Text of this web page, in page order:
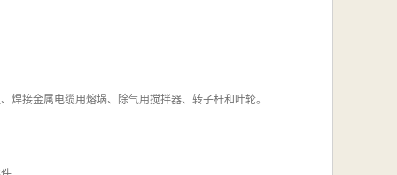
焊接金属电缆用熔埚、除气用搅拌器、转子杆和叶轮。